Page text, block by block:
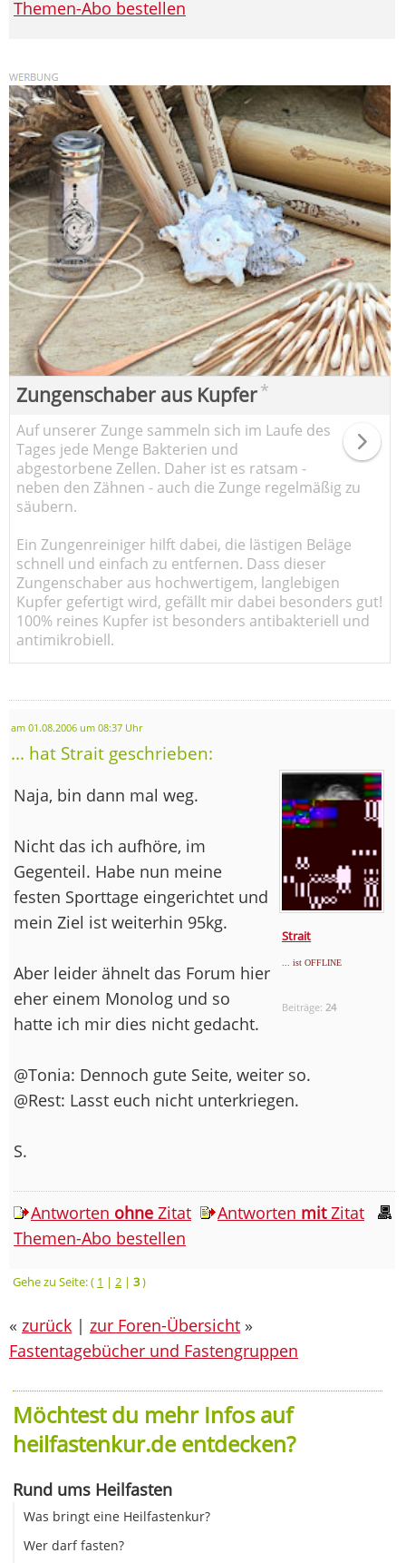
Themen-Abo bestellen
Zungenschaber aus Kupfer*
Auf unserer Zunge sammeln sich im Laufe des
Tages jede Menge Bakterien und
abgestorbene Zellen. Daher ist es ratsam -
neben den Zähnen - auch die Zunge regelmäßig zu
säubern.
Ein Zungenreiniger hilft dabei, die lästigen Beläge
schnell und einfach zu entfernen. Dass dieser
Zungenschaber aus hochwertigem, langlebigen
Kupfer gefertigt wird, gefällt mir dabei besonders gut!
100% reines Kupfer ist besonders antibakteriell und
antimikrobiell.
am 01.08.2006 um 08:37 Uhr
... hat Strait geschrieben:
Strait
... ist OFFLINE
Beiträge: 24
Naja, bin dann mal weg.
Nicht das ich aufhöre, im
Gegenteil. Habe nun meine
festen Sporttage eingerichtet und
mein Ziel ist weiterhin 95kg.
Aber leider ähnelt das Forum hier
eher einem Monolog und so
hatte ich mir dies nicht gedacht.
@Tonia: Dennoch gute Seite, weiter so.
@Rest: Lasst euch nicht unterkriegen.
S.
Antworten ohne Zitat Antworten mitZitat
Themen-Abo bestellen
Gehe zu Seite: ( 1 | 2 | 3)
« zurück | zur Foren-Übersicht »
Fastentagebücher und Fastengruppen
Möchtest du mehr Infos auf
heilfastenkur.de entdecken?
Rund ums Heilfasten
Was bringt eine Heilfastenkur?
Wer darf fasten?